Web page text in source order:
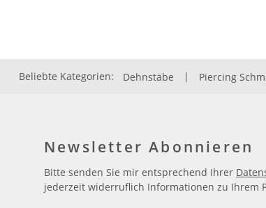
Beliebte Kategorien: Dehnstäbe | Piercing
Newsletter Abonnieren
Bitte senden Sie mir entsprechend Ihrer
jederzeit widerruflich Informationen zu Ihrem